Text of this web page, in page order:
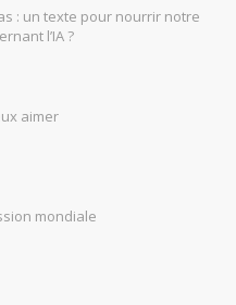
: un texte pour nourrir notre
l’IA ?
aimer
mondiale